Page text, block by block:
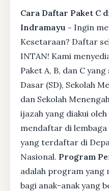
Cara Daftar Paket C
Indramayu - Ingin
Kesetaraan? Daftar
INTAN! Kami
Paket A, B, dan C
Dasar (SD), Sekolah
dan Sekolah
ijazah yang diakui
mendaftar di
yang terdaftar di
Nasional. Program
adalah program yang
bagi anak-anak yang